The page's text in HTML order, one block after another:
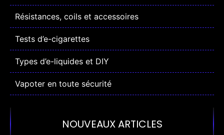
Résistances, coils et accessoires
Tests d’e-cigarettes
Types d’e-liquides et DIY
Vapoter en toute sécurité
NOUVEAUX ARTICLES